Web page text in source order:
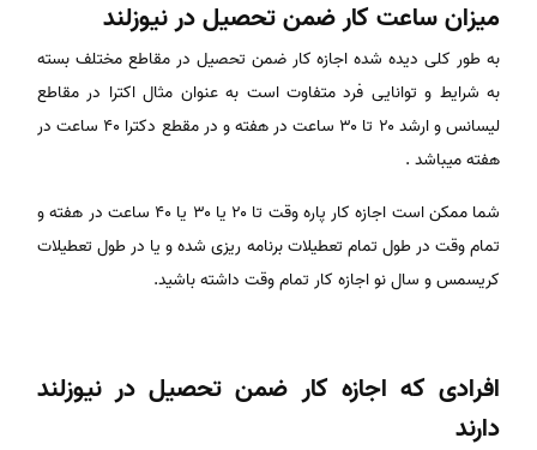
میزان ساعت کار ضمن تحصیل در نیوزلند
به طور کلی دیده شده اجازه کار ضمن تحصیل در مقاطع مختلف بسته
به شرایط و توانایی فرد متفاوت است به عنوان مثال اکترا در مقاطع
لیسانس و ارشد ۲۰ تا ۳۰ ساعت در هفته و در مقطع دکترا ۴۰ ساعت در
هفته میباشد .
شما ممکن است اجازه کار پاره وقت تا ۲۰ یا ۳۰ یا ۴۰ ساعت در هفته و
تمام وقت در طول تمام تعطیلات برنامه ریزی شده و یا در طول تعطیلات
کریسمس و سال نو اجازه کار تمام وقت داشته باشید.
افرادی که اجازه کار ضمن تحصیل در نیوزلند
دارند